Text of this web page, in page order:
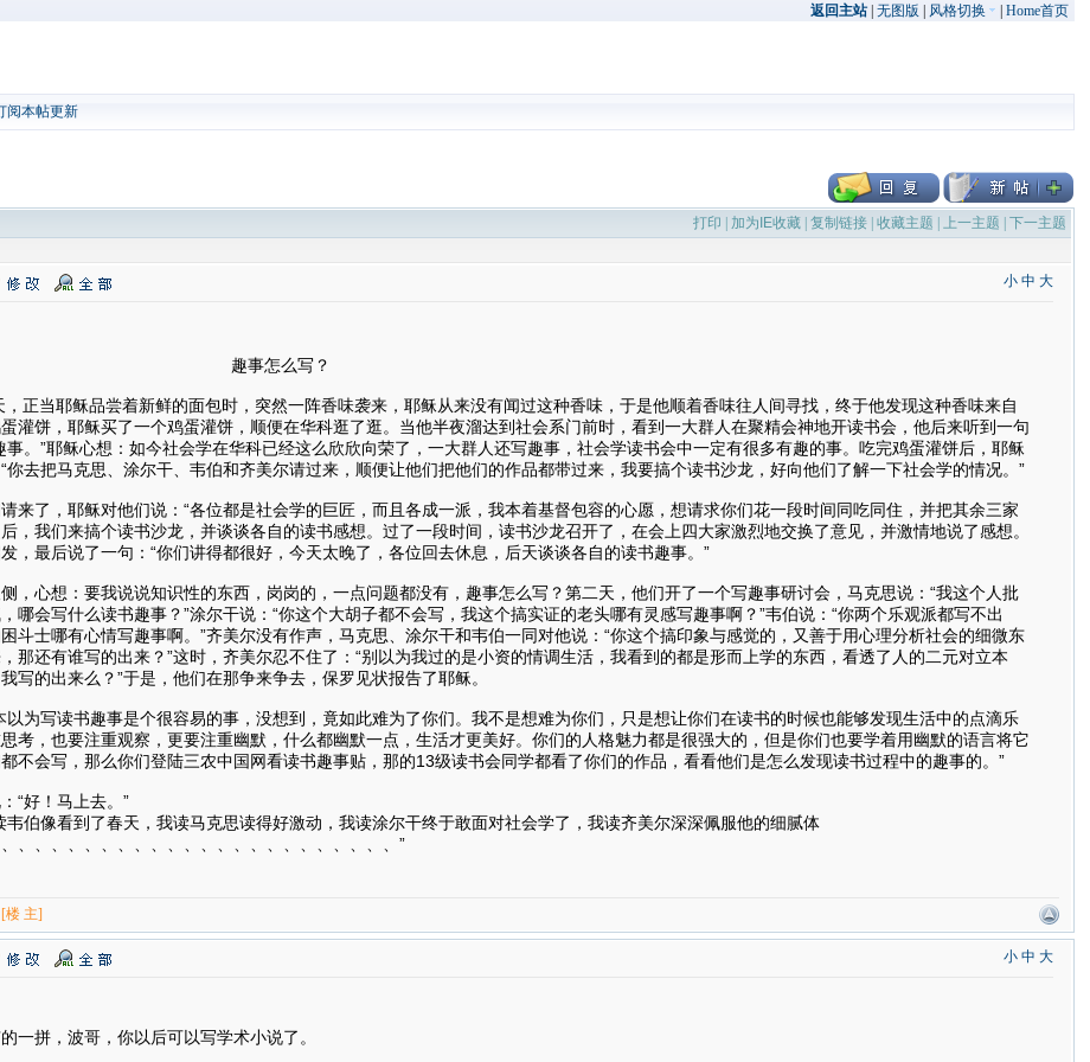
返回主站| 无图版 风格切换 Home首页
阅本帖更新
打印 | 加为IE收藏| 复制链接| 收藏主题 | 上一主题 | 下一主题
小 中 大
怎么写？
正当耶稣品尝着新鲜的面包时，突然一阵香味袭来，耶稣从来没有闻过这种香味，于是他顺着香味往人间寻找，终于他发现这种香味来自
灌饼，耶稣买了一个鸡蛋灌饼，顺便在华科逛了逛。当他半夜溜达到社会系门前时，看到一大群人在聚精会神地开读书会，他后来听到一句
事。”耶稣心想：如今社会学在华科已经这么欣欣向荣了，一大群人还写趣事，社会学读书会中一定有很多有趣的事。吃完鸡蛋灌饼后，耶稣
你去把马克思、涂尔干、韦伯和齐美尔请过来，顺便让他们把他们的作品都带过来，我要搞个读书沙龙，好向他们了解一下社会学的情况。”
来了，耶稣对他们说：“各位都是社会学的巨匠，而且各成一派，我本着基督包容的心愿，想请求你们花一段时间同吃同住，并把其余三家
，我们来搞个读书沙龙，并谈谈各自的读书感想。过了一段时间，读书沙龙召开了，在会上四大家激烈地交换了意见，并激情地说了感想。
，最后说了一句：“你们讲得都很好，今天太晚了，各位回去休息，后天谈谈各自的读书趣事。”
，心想：要我说说知识性的东西，岗岗的，一点问题都没有，趣事怎么写？第二天，他们开了一个写趣事研讨会，马克思说：“我这个人批
哪会写什么读书趣事？”涂尔干说：“你这个大胡子都不会写，我这个搞实证的老头哪有灵感写趣事啊？”韦伯说：“你两个乐观派都写不出
斗士哪有心情写趣事啊。”齐美尔没有作声，马克思、涂尔干和韦伯一同对他说：“你这个搞印象与感觉的，又善于用心理分析社会的细微东
那还有谁写的出来？”这时，齐美尔忍不住了：“别以为我过的是小资的情调生活，我看到的都是形而上学的东西，看透了人的二元对立本
写的出来么？”于是，他们在那争来争去，保罗见状报告了耶稣。
以为写读书趣事是个很容易的事，没想到，竟如此难为了你们。我不是想难为你们，只是想让你们在读书的时候也能够发现生活中的点滴乐
考，也要注重观察，更要注重幽默，什么都幽默一点，生活才更美好。你们的人格魅力都是很强大的，但是你们也要学着用幽默的语言将它
不会写，那么你们登陆三农中国网看读书趣事贴，那的13级读书会同学都看了你们的作品，看看他们是怎么发现读书过程中的趣事的。”
“好！马上去。”
韦伯像看到了春天，我读马克思读得好激动，我读涂尔干终于敢面对社会学了，我读齐美尔深深佩服他的细腻体
、、、、、、、、、、、、、、、、、、、、、、、”
[楼 主]
小 中 大
一拼，波哥，你以后可以写学术小说了。